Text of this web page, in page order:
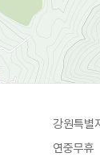
강원특별
연중무휴